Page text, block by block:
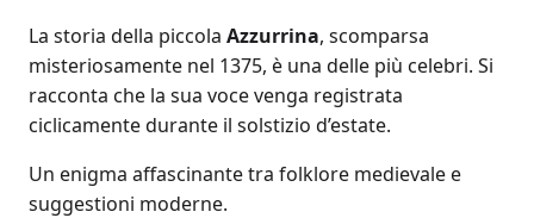
La storia della piccola Azzurrina, scomparsa
misteriosamente nel 1375, è una delle più celebri. Si
racconta che la sua voce venga registrata
ciclicamente durante il solstizio d’estate.
Un enigma affascinante tra folklore medievale e
suggestioni moderne.